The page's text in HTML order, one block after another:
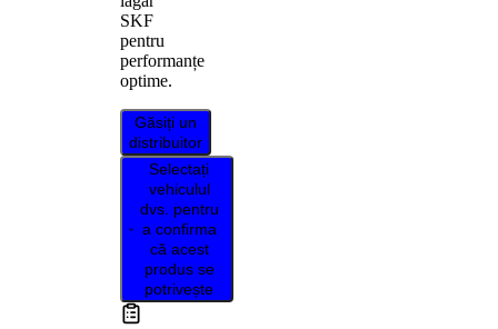
SKF
pentru
performanțe
optime.
Găsiți un
distribuitor
Selectați
vehiculul
dvs. pentru
a confirma
că acest
produs se
potrivește